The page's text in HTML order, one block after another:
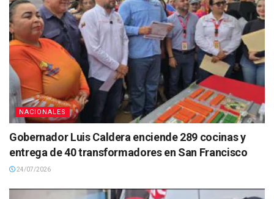
NACIONALES
Gobernador Luis Caldera enciende 289 cocinas y
entrega de 40 transformadores en San Francisco
24/07/2026